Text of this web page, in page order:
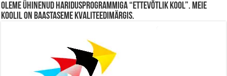
Oleme ühinenud haridusprogrammiga “Ettevõtlik Kool”. Meie
koolil on baastaseme kvaliteedimärgis.